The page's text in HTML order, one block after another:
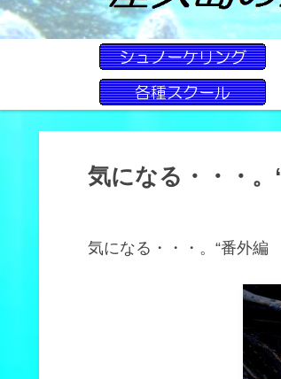
気になる・・・
気になる・・・。“番外編